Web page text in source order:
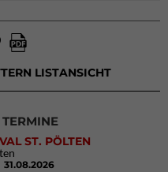
LISTANSICHT
ST. PÖLTEN
31.08.2026